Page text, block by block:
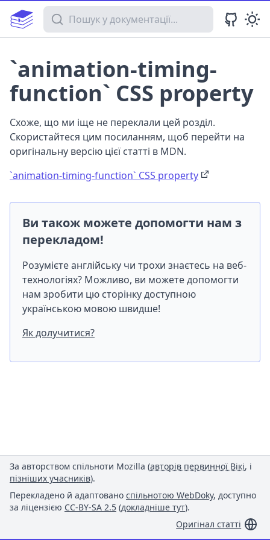
Пошук у документації
`animation-timing-
function` CSS property
Схоже, що ми іще не переклали цей розділ.
Скористайтеся цим посиланням, щоб перейти на
оригінальну версію цієї статті в MDN.
`animation-timing-function` CSS property
Ви також можете допомогти нам з
перекладом!
Розумієте англійську чи трохи знаєтесь на веб-
технологіях? Можливо, ви можете допомогти
нам зробити цю сторінку доступною
українською мовою швидше!
Як долучитися?
За авторством спільноти Mozilla (авторів первинної Вікі, і
пізніших учасників).
Перекладено й адаптовано спільнотою WebDoky, доступно
за ліцензією CC-BY-SA 2.5 (докладніше тут).
Оригінал статті